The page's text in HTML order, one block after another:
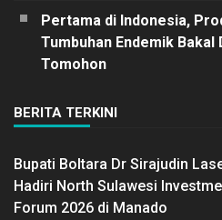
Pertama di Indonesia,
Tumbuhan Endemik Bakal
Tomohon
BERITA TERKINI
Bupati Boltara Dr Sirajudin
Hadiri North Sulawesi
Forum 2026 di Manado